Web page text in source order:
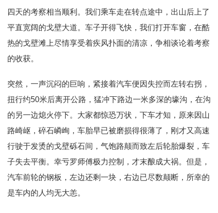
四天的考察相当顺利。我们乘车走在转点途中，出山后上了
平直宽阔的戈壁大道。车子开得飞快，我们打开车窗，在酷
热的戈壁滩上尽情享受着疾风扑面的清凉，争相谈论着考察
的收获。
突然，一声沉闷的巨响，紧接着汽车便因失控而左转右拐，
扭行约50米后离开公路，猛冲下路边一米多深的壕沟，在沟
的另一边熄火停下。大家都惊恐万状，下车才知，原来因山
路崎岖，碎石嶙峋，车胎早已被磨损得很薄了，刚才又高速
行驶于发烫的戈壁砾石间，气饱路颠而致左后轮胎爆裂，车
子失去平衡。幸亏罗师傅极力控制，才末酿成大祸。但是，
汽车前轮的钢板，左边还剩一块，右边已尽数颠断，所幸的
是车内的人均无大恙。